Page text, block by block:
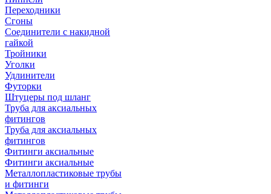
Переходники
Сгоны
Соединители с накидной
гайкой
Тройники
Уголки
Удлинители
Футорки
Штуцеры под шланг
Труба для аксиальных
фитингов
Труба для аксиальных
фитингов
Фитинги аксиальные
Фитинги аксиальные
Металлопластиковые трубы
и фитинги